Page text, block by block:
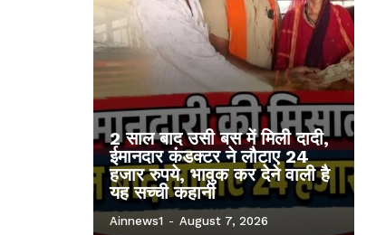
2 साल बाद उसी बस में मिली दादी,
ईमानदार कंडक्टर ने लौटाए 24
हजार रुपये, भावुक कर देने वाली है
यह सच्ची कहानी
Ainnews1 - August 7, 2026